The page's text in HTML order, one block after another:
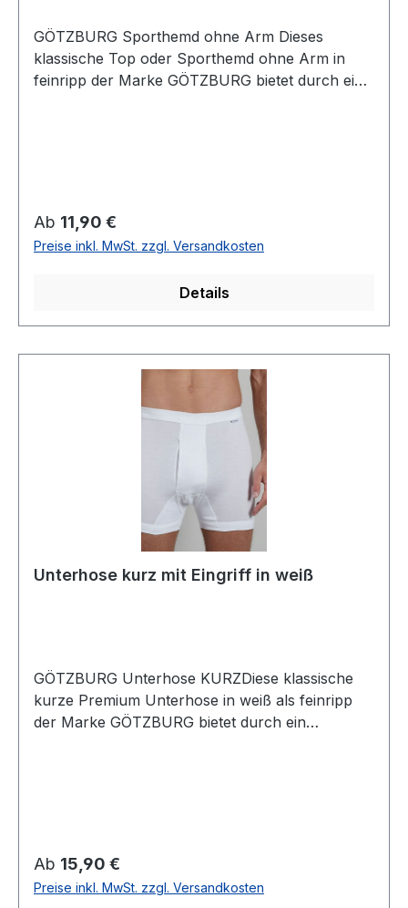
GÖTZBURG Sporthemd ohne Arm Dieses
klassische Top oder Sporthemd ohne Arm in
feinripp der Marke GÖTZBURG bietet durch ein
Baumwolle KochfestArtikel Nr.: 641133
Regulärer Preis:
Ab 11,90 €
Preise inkl. MwSt. zzgl. Versandkosten
Details
Unterhose kurz mit Eingriff in weiß
GÖTZBURG Unterhose KURZDiese klassische
kurze Premium Unterhose in weiß als feinripp
der Marke GÖTZBURG bietet durch ein
Umtausch und Reklamation
ausgenommenFarbe: WeißFeinrippMit
EingriffWeichgummibund mit
Regulärer Preis:
Ab 15,90 €
Preise inkl. MwSt. zzgl. Versandkosten